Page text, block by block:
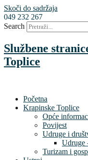
Skoči do sadržaja
049 232 267
Search
Službene
Toplice
Početna
Krapinske Toplice
Opće
Povijest
Udruge i
Udruge
Turizam i